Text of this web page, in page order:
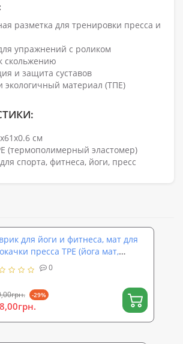
разметка для тренировки пресса и
упражнений с роликом
скольжению
и защита суставов
материал (ТПЕ)
см
(термополимерный эластомер)
спорта, фитнеса, йоги, пресс
для йоги и фитнеса, мат для
пресса TPE (йога мат,
спортивный) 6мм OSPORT
4590)
0
-29%